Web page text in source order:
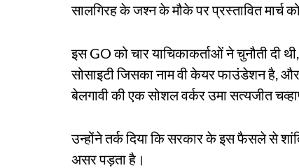
सालगिरह के जश्न के मौके पर प्रस्तावित मार्च
इस GO को चार याचिकाकर्ताओं ने चुनौती दी
सोसाइटी जिसका नाम वी केयर फाउंडेशन है, और
बेलगावी की एक सोशल वर्कर उमा सत्यजीत
उन्होंने तर्क दिया कि सरकार के इस फैसले से
असर पड़ता है।